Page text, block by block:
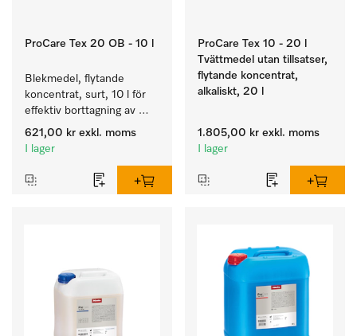
ProCare Tex 20 OB - 10 l
Blekmedel, flytande
koncentrat, surt, 10 l för
effektiv borttagning av
envisa fläckar.
621,00 kr exkl. moms
I lager
ProCare Tex 10 - 20 l
Tvättmedel utan tillsatser,
flytande koncentrat,
alkaliskt, 20 l
1.805,00 kr exkl. moms
I lager